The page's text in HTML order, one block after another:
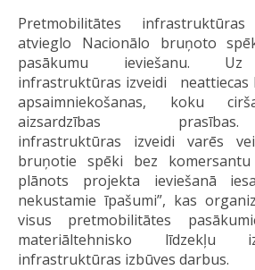
Pretmobilitātes
atvieglo Nacionālo bruņoto
pasākumu ieviešanu. Uz
infrastruktūras izveidi neattiecas
apsaimniekošanas, koku
aizsardzības prasības.
infrastruktūras izveidi varēs
bruņotie spēki bez
plānots projekta ieviešanā
nekustamie īpašumi”, kas
visus pretmobilitātes
materiāltehnisko līdzekļu
infrastruktūras izbūves darbus.